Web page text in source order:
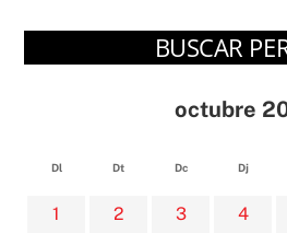
BUSCAR
octubre
Dl Dt Dc Dj
1 2 3 4